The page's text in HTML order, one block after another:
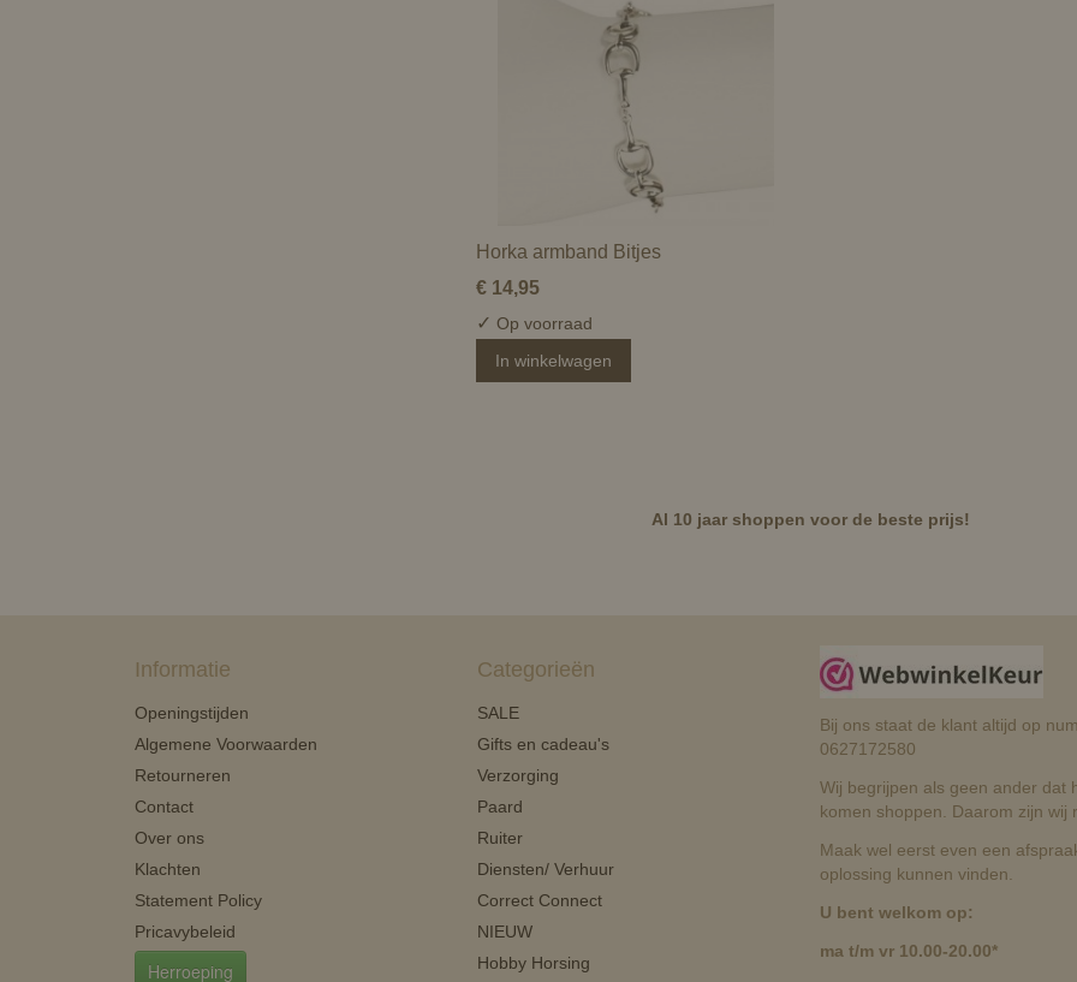
Horka armband Bitjes
€ 14,95
✓ Op voorraad
In winkelwagen
Al 10 jaar shoppen voor de beste prijs!
Informatie
Openingstijden
Algemene Voorwaarden
Retourneren
Contact
Over ons
Klachten
Statement Policy
Pricavybeleid
Herroeping
Categorieën
SALE
Gifts en cadeau's
Verzorging
Paard
Ruiter
Diensten/ Verhuur
Correct Connect
NIEUW
Hobby Horsing
Bij ons staat de klant altijd op
0627172580
Wij begrijpen als geen ander dat
komen shoppen. Daarom zijn wij
Maak wel eerst even een
oplossing kunnen vinden.
U bent welkom op:
ma t/m vr 10.00-20.00*